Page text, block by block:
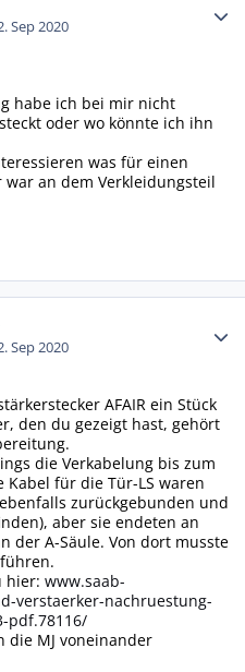
Sep 2020
habe ich bei mir nicht
oder wo könnte ich ihn
was für einen
an dem Verkleidungsteil
Sep 2020
AFAIR ein Stück
den du gezeigt hast, gehört
die Verkabelung bis zum
für die Tür-LS waren
zurückgebunden und
aber sie endeten an
der A-Säule. Von dort musste
hier: www.saab-
verstaerker-nachruestung-
pdf.78116/
die MJ voneinander